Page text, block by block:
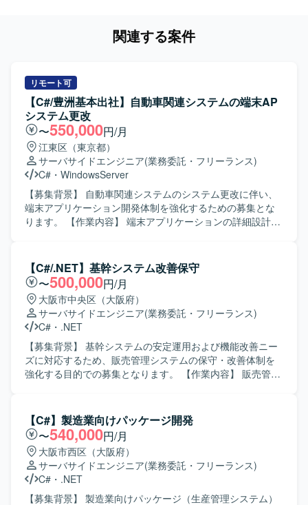
関連する案件
リモート可
【C#/豊洲基本出社】自動車関連システムの端末AP
システム更改
〜550,000円/月
江東区（東京都）
サーバサイドエンジニア(業務委託・フリーランス)
C# ・ WindowsServer
【募集背景】 自動車関連システムのシステム更改に伴い、
端末アプリケーション開発体制を強化するための募集とな
ります。 【作業内容】 端末アプリケーションの詳細設計、
験実施や不具合修正などを行っていただきます。 【求める
人物像】 与えられたタスクを一人称で遂行でき、自ら課題
を発見しながら周囲と連携して進めていただける方を求め
ています。仕様や設計内容を正確に理解し、着実に実装・
試験を進められる方が望ましいです。 【ポジションの魅
力】 長期的な計画に基づくシステム更改プロジェクトに参
画いただくことで、詳細設計から結合テストまでの一連の
工程に関われます。端末アプリケーション開発の経験を深
めるとともに、生成AIツールを活用した開発スタイルにも
Copilot などのツールを利用する構成となります。開発環境
用マシンと作業マシンを用途に応じて使い分ける体制で
す。
【C#/.NET】基幹システム改善保守
〜500,000円/月
大阪市中央区（大阪府）
サーバサイドエンジニア(業務委託・フリーランス)
C# ・ .NET
【募集背景】 基幹システムの安定運用および機能改善ニー
ズに対応するため、販売管理システムの保守・改善体制を
強化する目的での募集となります。 【作業内容】 販売管理
リースまで一連の工程をお任せいたします。既存機能の改
修や不具合対応に加え、業務要望に基づく機能追加なども
行っていただきます。 【求める人物像】 システムの現状を
理解しながら、関係者と円滑にコミュニケーションを取
り、自発的に改善提案や課題解決に取り組んでいただける
方を求めております。既存システムの保守・改善業務に対
して粘り強く取り組める方にマッチする環境です。 【ポジ
【C#】製造業向けパッケージ開発
〜540,000円/月
大阪市西区（大阪府）
サーバサイドエンジニア(業務委託・フリーランス)
C# ・ .NET
【募集背景】 製造業向けパッケージ（生産管理システム）